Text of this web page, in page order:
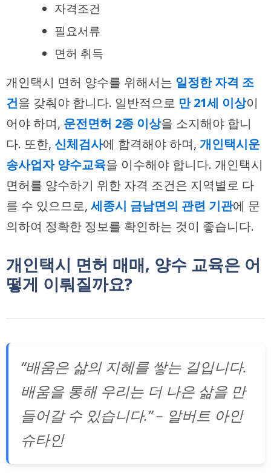
자격조건
필요서류
면허 취득
개인택시 면허 양수를 위해서는 일정한 자격 조
건을 갖춰야 합니다. 일반적으로 만 21세 이상이
어야 하며, 운전면허 2종 이상을 소지해야 합니
다. 또한, 신체검사에 합격해야 하며, 개인택시운
송사업자 양수교육을 이수해야 합니다. 개인택시
면허를 양수하기 위한 자격 조건은 지역별로 다
를 수 있으므로, 세종시 금남면의 관련 기관에 문
의하여 정확한 정보를 확인하는 것이 좋습니다.
개인택시 면허 매매, 양수 교육은 어
떻게 이뤄질까요?
“배움은 삶의 지혜를 쌓는 길입니다.
배움을 통해 우리는 더 나은 삶을 만
들어갈 수 있습니다.” – 알버트 아인
슈타인